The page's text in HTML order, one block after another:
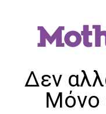
Δεν
Μόνο